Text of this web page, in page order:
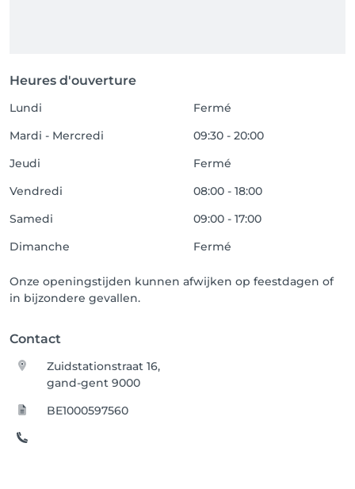
Heures d'ouverture
Lundi
Fermé
Mardi - Mercredi
09:30 - 20:00
Jeudi
Fermé
Vendredi
08:00 - 18:00
Samedi
09:00 - 17:00
Dimanche
Fermé
Onze openingstijden kunnen afwijken op feestdagen of
in bijzondere gevallen.
Contact
Zuidstationstraat 16,
gand-gent 9000
BE1000597560